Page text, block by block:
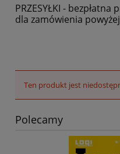
PRZESYŁKI -
dla zamówienia powyżej
Ten produkt jest
Polecamy